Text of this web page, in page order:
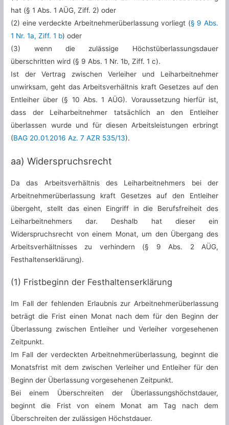
hat (§ 1 Abs. 1 AÜG, Ziff. 2) oder
(2) eine verdeckte Arbeitnehmerüberlassung vorliegt (§ 9 Abs.
1 Nr. 1a, Ziff. 1 b) oder
(3) wenn die zulässige Höchstüberlassungsdauer
überschritten wird (§ 9 Abs. 1 Nr. 1b, Ziff. 1 c).
Ist der Vertrag zwischen Verleiher und Leiharbeitnehmer
unwirksam, geht das Arbeitsverhältnis kraft Gesetzes auf den
Entleiher über (§ 10 Abs. 1 AÜG). Voraussetzung hierfür ist,
dass der Leiharbeitnehmer tatsächlich an den Entleiher
überlassen wurde und für diesen Arbeitsleistungen erbringt
(BAG 20.01.2016 Az. 7 AZR 535/13).
aa) Widerspruchsrecht
Da das Arbeitsverhältnis des Leiharbeitnehmers bei der
Arbeitnehmerüberlassung kraft Gesetzes auf den Entleiher
übergeht, stellt das einen Eingriff in die Berufsfreiheit des
Leiharbeitnehmers dar. Deshalb hat dieser ein
Widerspruchsrecht von einem Monat, um den Übergang des
Arbeitsverhältnisses zu verhindern (§ 9 Abs. 2 AÜG,
Festhaltenserklärung).
(1) Fristbeginn der Festhaltenserklärung
Im Fall der fehlenden Erlaubnis zur Arbeitnehmerüberlassung
beträgt die Frist einen Monat nach dem für den Beginn der
Überlassung zwischen Entleiher und Verleiher vorgesehenen
Zeitpunkt.
Im Fall der verdeckten Arbeitnehmerüberlassung, beginnt die
Monatsfrist mit dem zwischen Verleiher und Entleiher für den
Beginn der Überlassung vorgesehenen Zeitpunkt.
Bei einem Überschreiten der Überlassungshöchstdauer,
beginnt die Frist von einem Monat am Tag nach dem
Überschreiten der zulässigen Höchstdauer.